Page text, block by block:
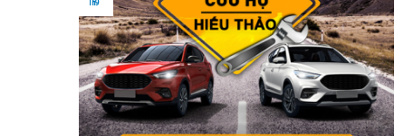
Th9